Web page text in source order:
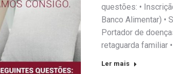
questões: •
Banco Alimentar) •
Portador de
retaguarda familiar
Ler mais